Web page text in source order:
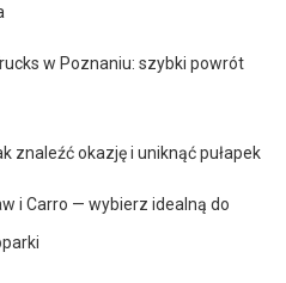
w Poznaniu: szybki powrót
znaleźć okazję i uniknąć pułapek
i Carro — wybierz idealną do